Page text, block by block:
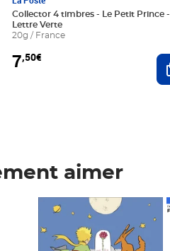
au panier
Collector 4 timbres - Le Petit Prince -
Lettre Verte
20g / France
7,50€
aimer
Prix 7,50€